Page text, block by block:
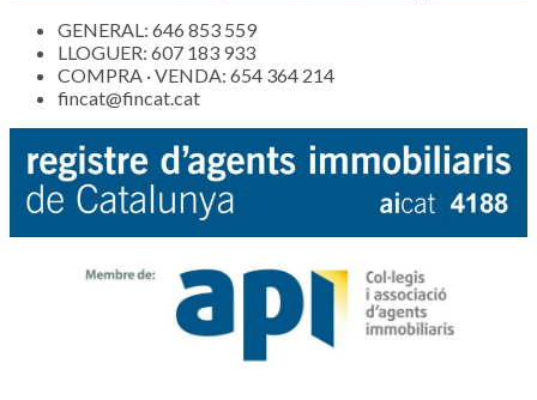
GENERAL: 646 853 559
LLOGUER: 607 183 933
COMPRA · VENDA: 654 364 214
fincat@fincat.cat